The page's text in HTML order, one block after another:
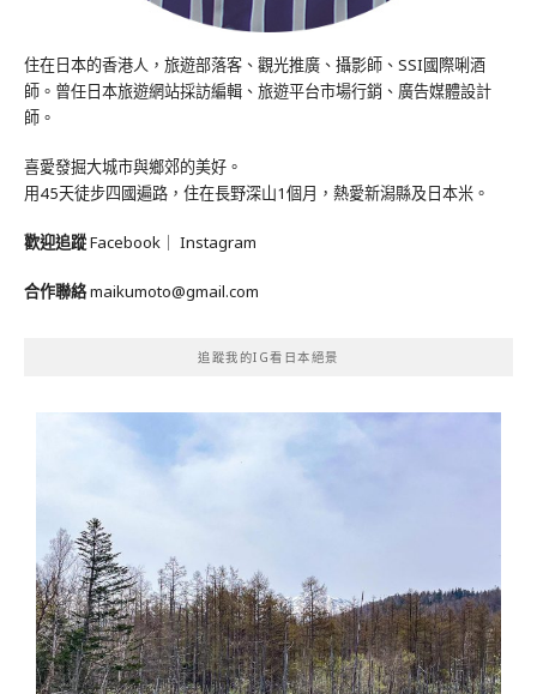
住在日本的香港人，旅遊部落客、觀光推廣、攝影師、SSI國際唎酒
師。曾任日本旅遊網站採訪編輯、旅遊平台市場行銷、廣告媒體設計
師。
喜愛發掘大城市與鄉郊的美好。
用45天徒步四國遍路，住在長野深山1個月，熱愛新潟縣及日本米。
歡迎追蹤Facebook ｜ Instagram
合作聯絡maikumoto@gmail.com
追蹤我的IG看日本絕景